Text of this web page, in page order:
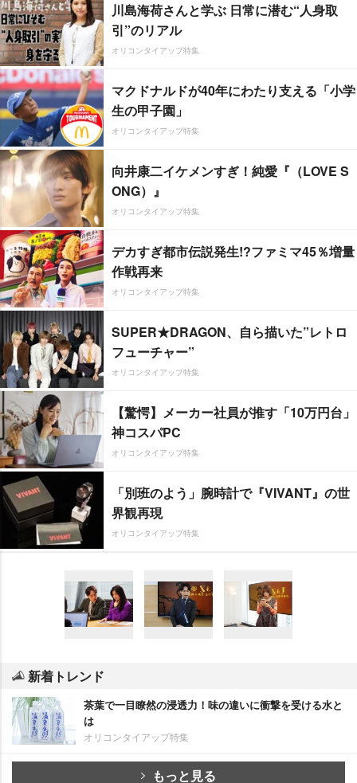
川島海荷さんと学ぶ 日常に潜む“人身取
引”のリアル
オリコンタイアップ特集
マクドナルドが40年にわたり支える「小学
生の甲子園」
オリコンタイアップ特集
向井康二イケメンすぎ！純愛『（LOVE S
ONG）』
オリコンタイアップ特集
デカすぎ都市伝説発生!?ファミマ45％増量
作戦再来
オリコンタイアップ特集
SUPER★DRAGON、自ら描いた”レトロ
フューチャー”
オリコンタイアップ特集
【驚愕】メーカー社員が推す「10万円台」
神コスパPC
オリコンタイアップ特集
「別班のよう」腕時計で『VIVANT』の世
界観再現
オリコンタイアップ特集
新着トレンド
茶葉で一目瞭然の浸透力！味の違いに衝撃を受ける水と
は
オリコンタイアップ特集
もっと見る